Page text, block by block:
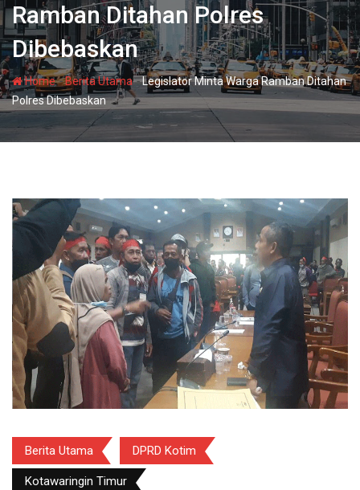
Ramban Ditahan Polres
Dibebaskan
Home-Berita Utama-Legislator Minta Warga Ramban Ditahan
Polres Dibebaskan
Berita Utama DPRD Kotim
Kotawaringin Timur